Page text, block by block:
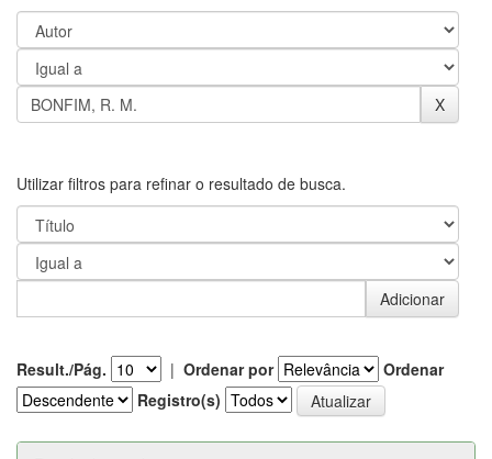
Utilizar filtros para refinar o resultado de busca.
Result./Pág. | Ordenar por
Ordenar
Registro(s)